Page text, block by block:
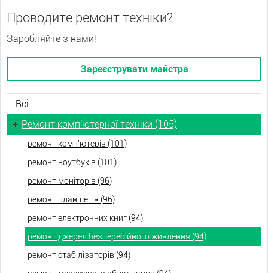
Проводите ремонт техніки?
Заробляйте з нами!
Зареєструвати майстра
Всі
+ Ремонт комп'ютерної техніки (105)
ремонт комп'ютерів (101)
ремонт ноутбуків (101)
ремонт моніторів (96)
ремонт планшетів (96)
ремонт електронних книг (94)
ремонт джерел безперебійного живлення (94)
ремонт стабілізаторів (94)